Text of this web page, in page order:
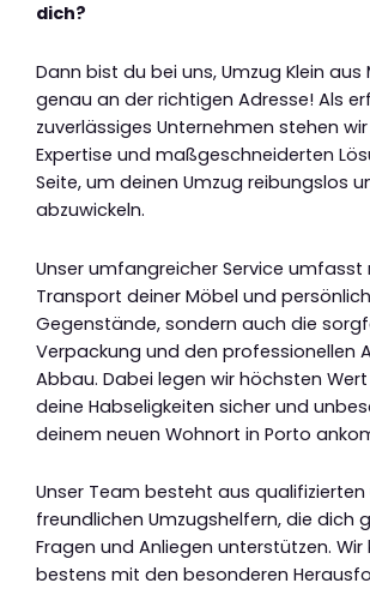
dich?
Dann bist du bei uns, Umzug Klein aus
genau an der richtigen Adresse! Als
zuverlässiges Unternehmen stehen
Expertise und maßgeschneiderten
Seite, um deinen Umzug reibungslos
abzuwickeln.
Unser umfangreicher Service umfasst
Transport deiner Möbel und
Gegenstände, sondern auch die
Verpackung und den professionellen
Abbau. Dabei legen wir höchsten
deine Habseligkeiten sicher und
deinem neuen Wohnort in Porto
Unser Team besteht aus qualifizierten
freundlichen Umzugshelfern, die dich
Fragen und Anliegen unterstützen. Wir
bestens mit den besonderen